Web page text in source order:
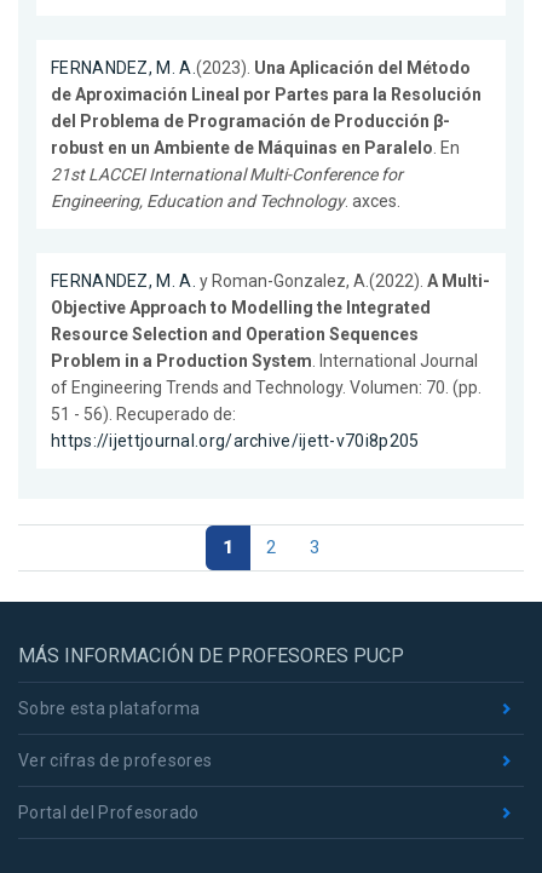
FERNANDEZ, M. A.(2023). Una Aplicación del Método
de Aproximación Lineal por Partes para la Resolución
del Problema de Programación de Producción β-
robust en un Ambiente de Máquinas en Paralelo. En
21st LACCEI International Multi-Conference for
Engineering, Education and Technology. axces.
FERNANDEZ, M. A. y Roman-Gonzalez, A.(2022). A Multi-
Objective Approach to Modelling the Integrated
Resource Selection and Operation Sequences
Problem in a Production System. International Journal
of Engineering Trends and Technology. Volumen: 70. (pp.
51 - 56). Recuperado de:
https://ijettjournal.org/archive/ijett-v70i8p205
1 2 3
MÁS INFORMACIÓN DE PROFESORES PUCP
Sobre esta plataforma
Ver cifras de profesores
Portal del Profesorado